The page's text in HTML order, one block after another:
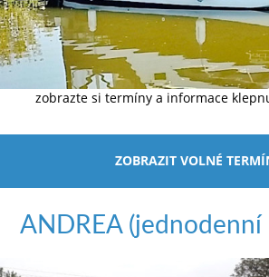
zobrazte si termíny a informace
ZOBRAZIT VOLNÉ
ANDREA